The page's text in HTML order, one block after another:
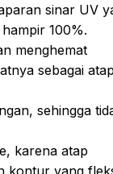
sinar UV
100%.
menghemat
sebagai
sehingga
karena atap
kontur yang